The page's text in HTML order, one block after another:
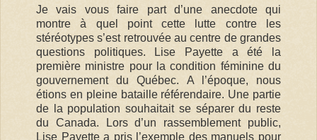
Je vais vous faire part d’une anecdote qui
montre à quel point cette lutte contre les
stéréotypes s’est retrouvée au centre de grandes
questions politiques. Lise Payette a été la
première ministre pour la condition féminine du
gouvernement du Québec. A l’époque, nous
étions en pleine bataille référendaire. Une partie
de la population souhaitait se séparer du reste
du Canada. Lors d’un rassemblement public,
Lise Payette a pris l’exemple des manuels pour